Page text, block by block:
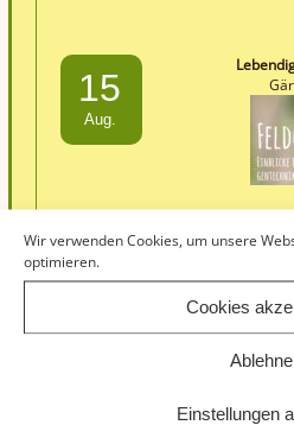
Wir verwenden Cookies, um unsere
optimieren.
Cookies
Einstellungen
15
Aug.
16